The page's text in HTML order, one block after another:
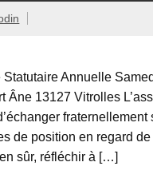
Annuelle
Âne 13127 Vitrolles
de position en regard
sûr, réfléchir à […]